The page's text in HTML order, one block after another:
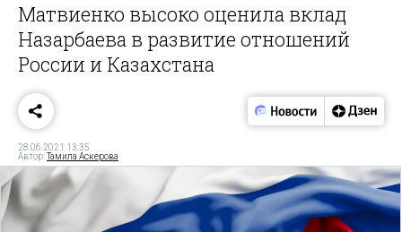
Матвиенко высоко оценила вклад
Назарбаева в развитие отношений
России и Казахстана
28.06.2021 13:35
Автор:Тамила Аскерова